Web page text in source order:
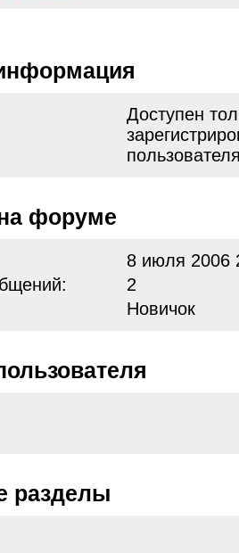
информация
Доступен
на форуме
8 июля 2006
2
Новичок
разделы